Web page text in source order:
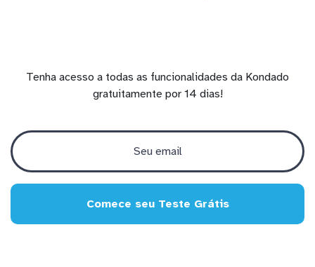
Tenha acesso a todas as funcionalidades da Kondado
gratuitamente por 14 dias!
Comece seu Teste Grátis